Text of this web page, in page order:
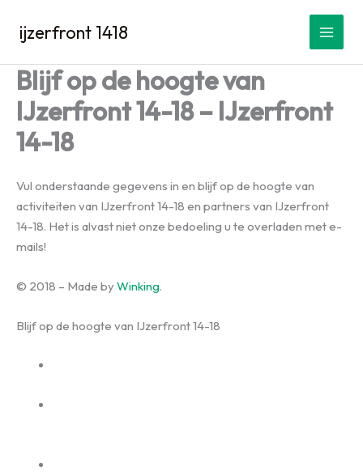
naar
inhoud
ijzerfront 1418
Blijf op de hoogte van
IJzerfront 14-18 – IJzerfront
14-18
Vul onderstaande gegevens in en blijf op de hoogte van
activiteiten van IJzerfront 14-18 en partners van IJzerfront
14-18. Het is alvast niet onze bedoeling u te overladen met e-
mails!
© 2018 – Made byWinking.
Blijf op de hoogte van IJzerfront 14-18